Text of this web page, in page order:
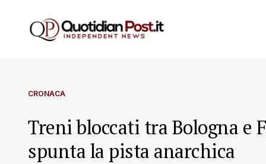
CRONACA
Treni bloccati tra Bologna e
spunta la pista anarchica